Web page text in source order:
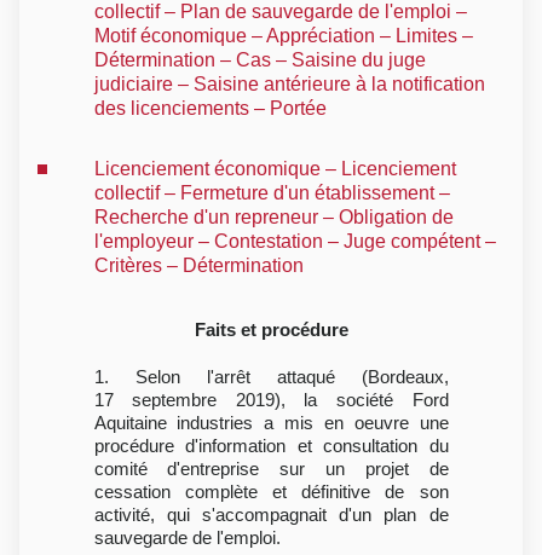
collectif – Plan de sauvegarde de l'emploi –
Motif économique – Appréciation – Limites –
Détermination – Cas – Saisine du juge
judiciaire – Saisine antérieure à la notification
des licenciements – Portée
Licenciement économique – Licenciement
collectif – Fermeture d'un établissement –
Recherche d'un repreneur – Obligation de
l'employeur – Contestation – Juge compétent –
Critères – Détermination
Faits et procédure
1. Selon l'arrêt attaqué (Bordeaux,
17 septembre 2019), la société Ford
Aquitaine industries a mis en oeuvre une
procédure d'information et consultation du
comité d'entreprise sur un projet de
cessation complète et définitive de son
activité, qui s'accompagnait d'un plan de
sauvegarde de l'emploi.